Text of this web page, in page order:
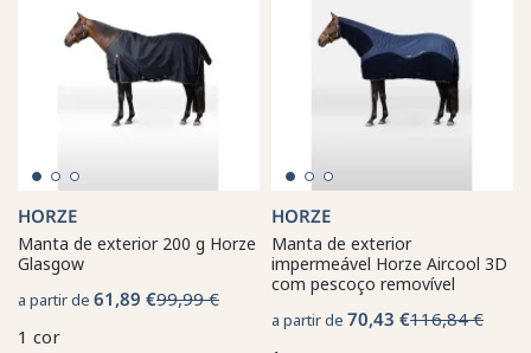
HORZE
Manta de exterior 200 g Horze
Glasgow
a partir de 61,89 €99,99 €
1 cor
HORZE
Manta de exterior
impermeável Horze Aircool 3D
com pescoço removível
a partir de 70,43 €116,84 €